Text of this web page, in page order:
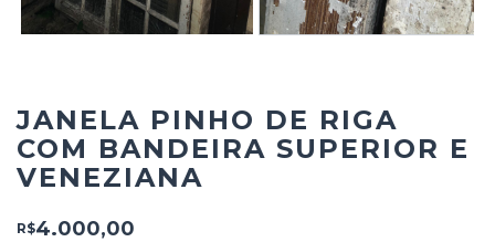
JANELA PINHO DE RIGA
COM BANDEIRA SUPERIOR E
VENEZIANA
R$4.000,00